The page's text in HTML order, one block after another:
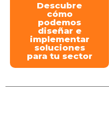
Descubre
cómo
podemos
diseñar e
implementar
soluciones
para tu sector